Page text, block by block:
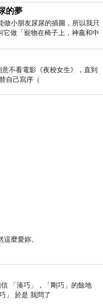
的夢
做小朋友尿尿的插圖，所以我只
它做「寵物在椅子上，神龕和中
六月底
不看電影《夜校女生》，直到
自己寫序（
麼愛妳。
「湊巧」，「剛巧」的餘地
」 於是 我問了